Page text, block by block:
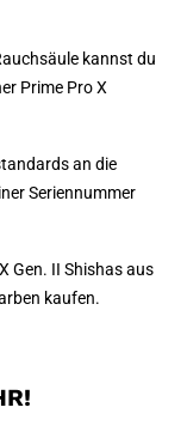
kannst du
Prime Pro X
an die
Seriennummer
Gen. II Shishas aus
kaufen.